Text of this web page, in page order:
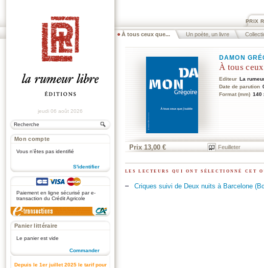
PRIX
À tous ceux que... Un poète, un livre
jeudi 06 août 2026
Mon compte
Vous n'êtes pas identifié
S'identifier
Paiement en ligne sécurisé par e-
transaction du Crédit Agricole
Panier littéraire
Le panier est vide
Commander
Depuis le 1er juillet 2025 le tarif pour
DAMON
À tous
Editeur La
Date de parution
Format (mm) 140
Prix 13,00 € Feuilleter
les lecteurs qui ont sélectionné cet
Criques suivi de Deux nuits à Barcelone